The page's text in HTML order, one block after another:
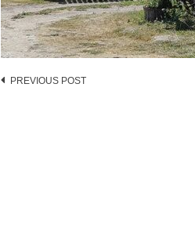
Post
PREVIOUS POST